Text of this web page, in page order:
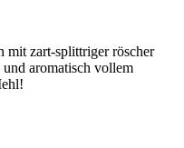
mit zart-splittriger röscher
aromatisch vollem